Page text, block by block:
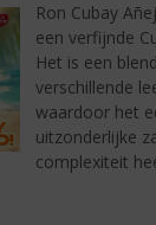
Ron Cubay
een verfijnde
Het is een
verschillende
waardoor het
uitzonderlijke
complexiteit